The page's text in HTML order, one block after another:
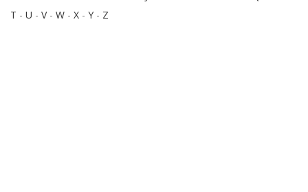
T - U - V- W - X - Y - Z